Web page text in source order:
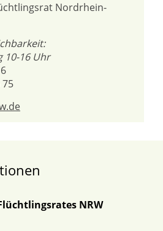
Nordrhein-
10-16 Uhr
75
NRW